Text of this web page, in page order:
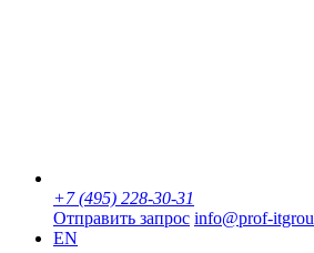
+7 (495) 228-30-31
Отправить запрос info@prof-
EN